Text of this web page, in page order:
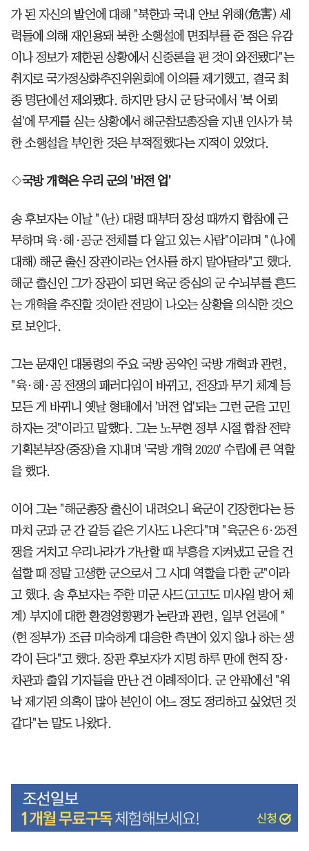
가 된 자신의 발언에 대해 "북한과 국내 안보 위해(危害) 세
력들에 의해 재인용돼 북한 소행설에 면죄부를 준 점은 유감
이나 정보가 제한된 상황에서 신중론을 편 것이 와전됐다"는
취지로 국가정상화추진위원회에 이의를 제기했고, 결국 최
종 명단에선 제외됐다. 하지만 당시 군 당국에서 '북 어뢰
설'에 무게를 싣는 상황에서 해군참모총장을 지낸 인사가 북
한 소행설을 부인한 것은 부적절했다는 지적이 있었다.
◇국방 개혁은 우리 군의 '버전 업'
송 후보자는 이날 "(난) 대령 때부터 장성 때까지 합참에 근
무하며 육·해·공군 전체를 다 알고 있는 사람"이라며 "(나에
대해) 해군 출신 장관이라는 언사를 하지 말아달라"고 했다.
해군 출신인 그가 장관이 되면 육군 중심의 군 수뇌부를 흔드
는 개혁을 추진할 것이란 전망이 나오는 상황을 의식한 것으
로 보인다.
그는 문재인 대통령의 주요 국방 공약인 국방 개혁과 관련,
"육·해·공 전쟁의 패러다임이 바뀌고, 전장과 무기 체계 등
모든 게 바뀌니 옛날 형태에서 '버전 업'되는 그런 군을 고민
하자는 것"이라고 말했다. 그는 노무현 정부 시절 합참 전략
기획본부장(중장)을 지내며 '국방 개혁 2020' 수립에 큰 역할
을 했다.
이어 그는 "해군총장 출신이 내려오니 육군이 긴장한다는 등
마치 군과 군 간 갈등 같은 기사도 나온다"며 "육군은 6·25전
쟁을 거치고 우리나라가 가난할 때 부흥을 지켜냈고 군을 건
설할 때 정말 고생한 군으로서 그 시대 역할을 다한 군"이라
고 했다. 송 후보자는 주한 미군 사드(고고도 미사일 방어 체
계) 부지에 대한 환경영향평가 논란과 관련, 일부 언론에 "
(현 정부가) 조금 미숙하게 대응한 측면이 있지 않나 하는 생
각이 든다"고 했다. 장관 후보자가 지명 하루 만에 현직 장·
차관과 출입 기자들을 만난 건 이례적이다. 군 안팎에선 "워
낙 제기된 의혹이 많아 본인이 어느 정도 정리하고 싶었던 것
같다"는 말도 나왔다.